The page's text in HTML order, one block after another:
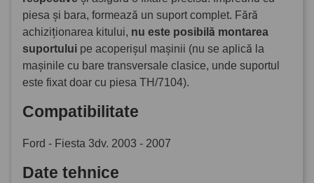
piesa și bara, formează un suport complet. Fără
achiziționarea kitului, nu este posibilă montarea
suportului pe acoperișul mașinii (nu se aplică la
mașinile cu bare transversale clasice, unde suportul
este fixat doar cu piesa TH/7104).
Compatibilitate
Ford - Fiesta 3dv. 2003 - 2007
Date tehnice